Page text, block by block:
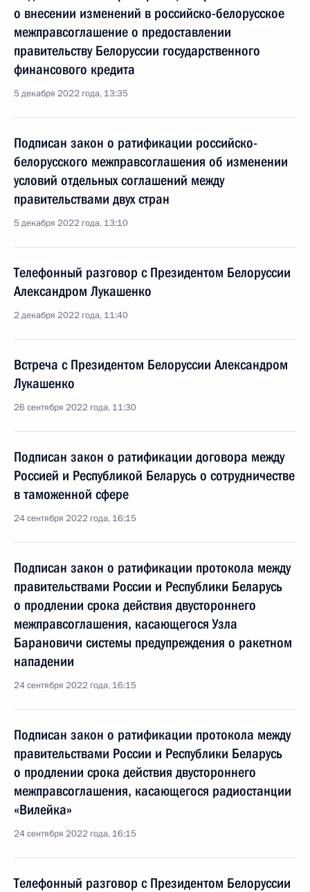
о внесении изменений в российско-белорусское
межправсоглашение о предоставлении
правительству Белоруссии государственного
финансового кредита
5 декабря 2022 года, 13:35
Подписан закон о ратификации российско-
белорусского межправсоглашения об изменении
условий отдельных соглашений между
правительствами двух стран
5 декабря 2022 года, 13:10
Телефонный разговор с Президентом Белоруссии
Александром Лукашенко
2 декабря 2022 года, 11:40
Встреча с Президентом Белоруссии Александром
Лукашенко
26 сентября 2022 года, 11:30
Подписан закон о ратификации договора между
Россией и Республикой Беларусь о сотрудничестве
в таможенной сфере
24 сентября 2022 года, 16:15
Подписан закон о ратификации протокола между
правительствами России и Республики Беларусь
о продлении срока действия двустороннего
межправсоглашения, касающегося Узла
Барановичи системы предупреждения о ракетном
нападении
24 сентября 2022 года, 16:15
Подписан закон о ратификации протокола между
правительствами России и Республики Беларусь
о продлении срока действия двустороннего
межправсоглашения, касающегося радиостанции
«Вилейка»
24 сентября 2022 года, 16:15
Телефонный разговор с Президентом Белоруссии